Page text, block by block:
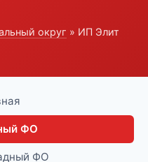
округ » ИП Элит
ФО
ФО